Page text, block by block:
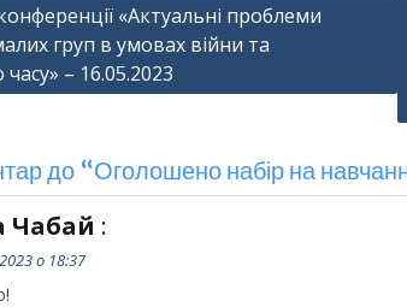
«Актуальні проблеми
груп в умовах війни та
– 16.05.2023
до “Оголошено набір на
Чабай :
о 18:37